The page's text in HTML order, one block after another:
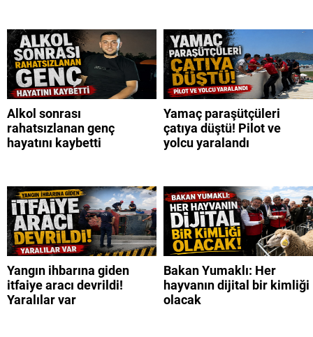
Alkol sonrası
rahatsızlanan genç
hayatını kaybetti
Yamaç paraşütçüleri
çatıya düştü! Pilot ve
yolcu yaralandı
Yangın ihbarına giden
itfaiye aracı devrildi!
Yaralılar var
Bakan Yumaklı: Her
hayvanın dijital bir kimliği
olacak